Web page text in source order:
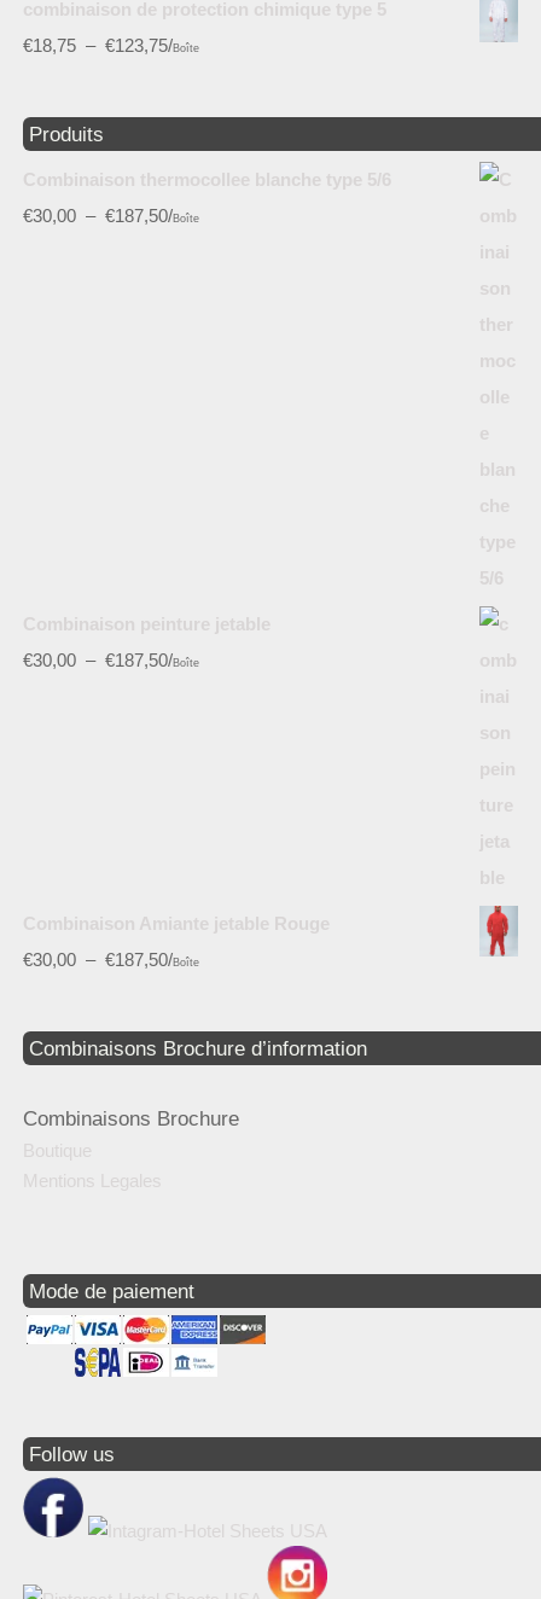
combinaison de protection chimique type 5
€18,75 – €123,75/Boîte
Produits
Combinaison thermocollee blanche type 5/6
€30,00 – €187,50/Boîte
Combinaison peinture jetable
€30,00 – €187,50/Boîte
Combinaison Amiante jetable Rouge
€30,00 – €187,50/Boîte
Combinaisons Brochure d’information
Combinaisons Brochure
Boutique
Mentions Legales
Mode de paiement
Follow us